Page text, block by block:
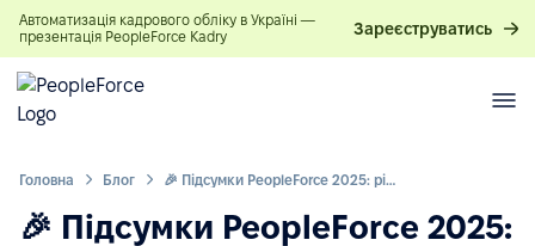
Автоматизація кадрового обліку в Україні —
презентація PeopleForce Kadry
Зареєструватись
Головна Блог 🎉 Підсумки PeopleForce 2025: рік HR-магії
🎉 Підсумки PeopleForce 2025: